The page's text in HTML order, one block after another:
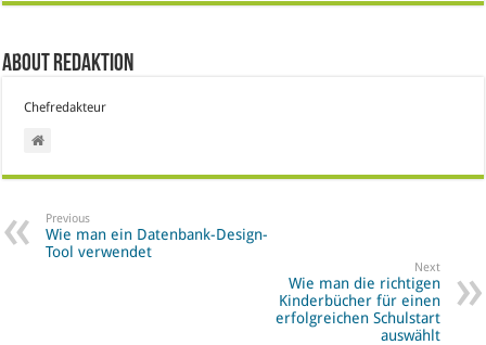
About Redaktion
Chefredakteur
Previous
Wie man ein Datenbank-Design-
Tool verwendet
Next
Wie man die richtigen
Kinderbücher für einen
erfolgreichen Schulstart
auswählt